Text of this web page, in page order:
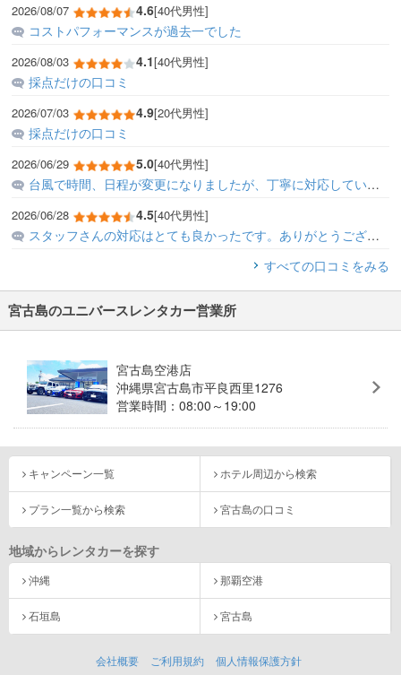
2026/08/07
4.6[40代男性]
コストパフォーマンスが過去一でした
2026/08/03 4.1[40代男性]
採点だけの口コミ
2026/07/03 4.9[20代男性]
採点だけの口コミ
2026/06/29 5.0[40代男性]
台風で時間、日程が変更になりましたが、丁寧に対応していただきました。 空港往復送迎もスムーズでとても快適でした。プラン内容も良かったです。 ありがとうございました♪
2026/06/28 4.5[40代男性]
スタッフさんの対応はとても良かったです。ありがとうございました。
すべての口コミをみる
宮古島のユニバースレンタカー営業所
宮古島空港店
沖縄県宮古島市平良西里1276
営業時間：08:00～19:00
キャンペーン一覧 ホテル周辺から検索
プラン一覧から検索 宮古島の口コミ
地域からレンタカーを探す
沖縄 那覇空港
石垣島 宮古島
会社概要 ご利用規約 個人情報保護方針